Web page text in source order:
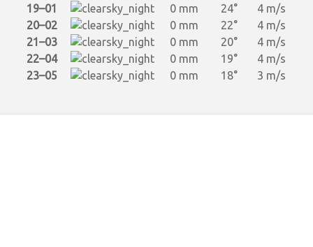
19–01
0 mm 24°
4 m/s
20–02
0 mm 22°
4 m/s
21–03
0 mm 20°
4 m/s
22–04
0 mm 19°
4 m/s
23–05
0 mm 18° 3 m/s